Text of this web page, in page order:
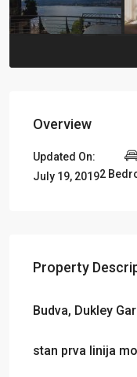
Overview
Updated On:
July 19, 20192
Property
Budva, Dukley
stan prva linija